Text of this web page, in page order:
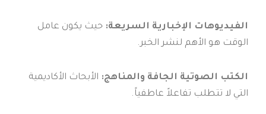
الفيديوهات الإخبارية السريعة:حيث يكون عامل
الوقت هو الأهم لنشر الخبر.
الكتب الصوتية الجافة والمناهج:الأبحاث الأكاديمية
التي لا تتطلب تفاعلاً عاطفياً.